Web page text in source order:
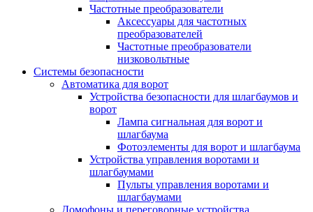
Частотные преобразователи
Аксессуары для частотных
преобразователей
Частотные преобразователи
низковольтные
Системы безопасности
Автоматика для ворот
Устройства безопасности для шлагбаумов и
ворот
Лампа сигнальная для ворот и
шлагбаума
Фотоэлементы для ворот и шлагбаума
Устройства управления воротами и
шлагбаумами
Пульты управления воротами и
шлагбаумами
Домофоны и переговорные устройства